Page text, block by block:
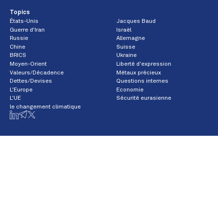
Topics
États-Unis
Jacques Baud
Guerre d'Iran
Israël
Russie
Allemagne
Chine
Suisse
BRICS
Ukraine
Moyen-Orient
Liberté d'expression
Valeurs/Décadence
Métaux précieux
Dettes/Devises
Questions internes
L'Europe
Economie
L'UE
Sécurité eurasienne
le changement climatique